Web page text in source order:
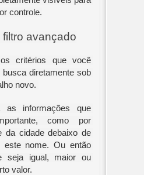
controle.
avançado
critérios que você
diretamente sob
novo.
as informações que
como por
da cidade debaixo de
nome. Ou então
seja igual, maior ou
valor.